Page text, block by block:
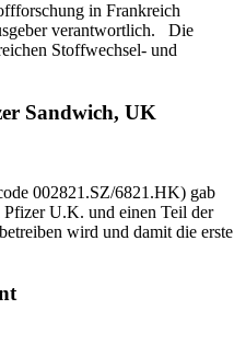
in Frankreich
verantwortlich. Die
Stoffwechsel- und
Sandwich, UK
002821.SZ/6821.HK) gab
Pfizer U.K. und einen Teil der
wird und damit die erste